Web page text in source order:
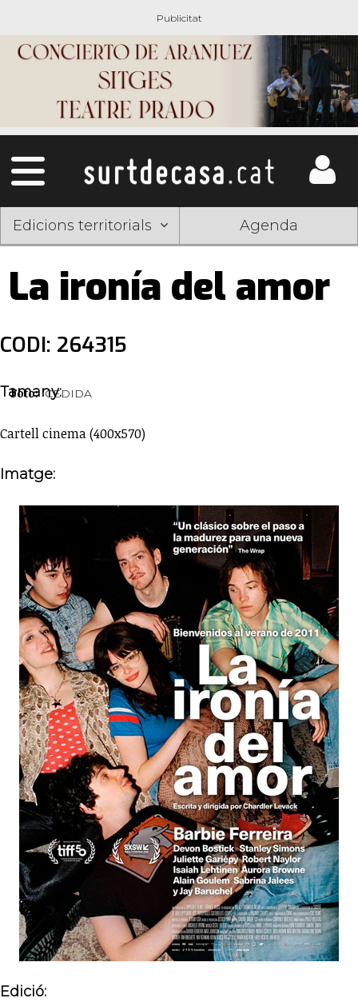
Edicions territorials Agenda
La ironía del amor
CODI: 264315
Foto: CEDIDA
Tamany:
Cartell cinema (400x570)
Imatge:
Edició: